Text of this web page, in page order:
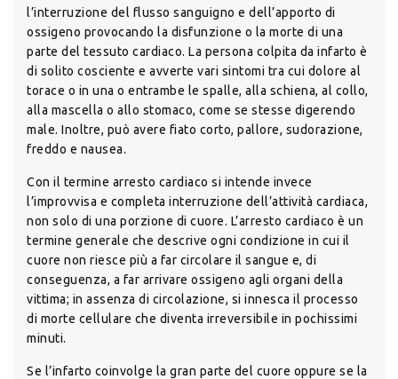
l’interruzione del flusso sanguigno e dell’apporto di
ossigeno provocando la disfunzione o la morte di una
parte del tessuto cardiaco. La persona colpita da infarto è
di solito cosciente e avverte vari sintomi tra cui dolore al
torace o in una o entrambe le spalle, alla schiena, al collo,
alla mascella o allo stomaco, come se stesse digerendo
male. Inoltre, può avere fiato corto, pallore, sudorazione,
freddo e nausea.
Con il termine arresto cardiaco si intende invece
l’improvvisa e completa interruzione dell’attività cardiaca,
non solo di una porzione di cuore. L’arresto cardiaco è un
termine generale che descrive ogni condizione in cui il
cuore non riesce più a far circolare il sangue e, di
conseguenza, a far arrivare ossigeno agli organi della
vittima; in assenza di circolazione, si innesca il processo
di morte cellulare che diventa irreversibile in pochissimi
minuti.
Se l’infarto coinvolge la gran parte del cuore oppure se la